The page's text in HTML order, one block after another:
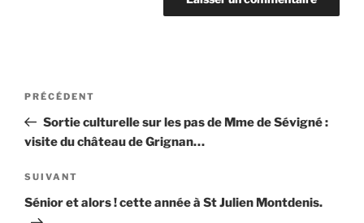
Navigation
l’article
Article
précédent
PRÉCÉDENT
Sortie culturelle sur les pas de Mme de Sévigné :
visite du château de Grignan…
Article
suivant
SUIVANT
Sénior et alors ! cette année à St Julien Montdenis.